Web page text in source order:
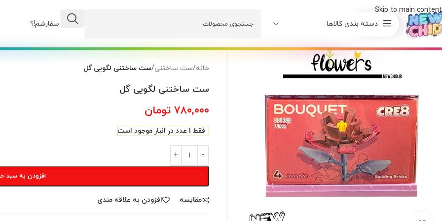
Skip to main content
دسته بندی کالاها
وضعیت سفارشم!؟
خانه/ست ساختنی/ست ساختنی لگویی گل
ست ساختنی لگویی گل
۷۸۰,۰۰۰ تومان
فقط 1 عدد در انبار موجود است
افزودن به سبد
مقایسه افزودن به علاقه مندی